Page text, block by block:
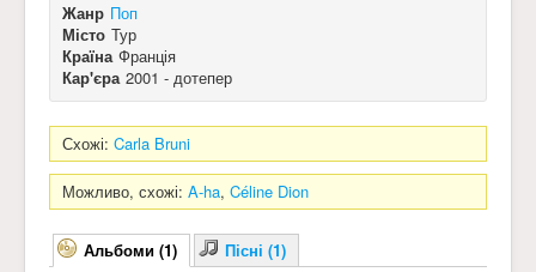
Жанр Поп
Місто Тур
Країна Франція
Кар'єра 2001 - дотепер
Схожі: Carla Bruni
Можливо, схожі: A-ha, Céline Dion
Альбоми (1) Пісні (1)